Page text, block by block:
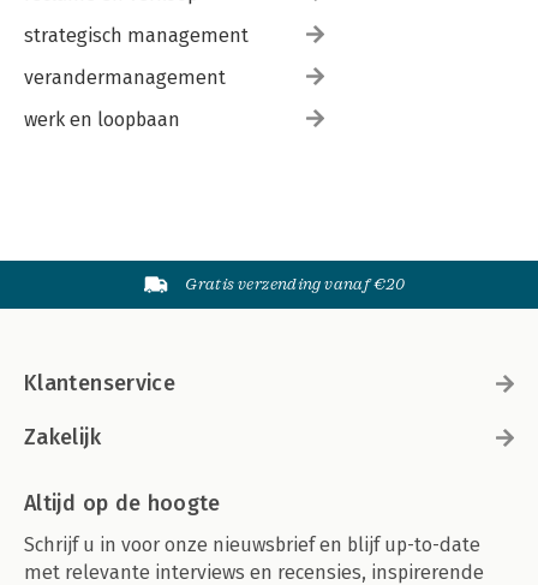
strategisch management
verandermanagement
werk en loopbaan
Gratis verzending vanaf €20
Klantenservice
Zakelijk
Altijd op de hoogte
Schrijf u in voor onze nieuwsbrief en blijf up-to-date
met relevante interviews en recensies, inspirerende